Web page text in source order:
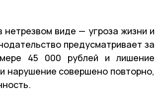
виде — угроза жизни и
предусматривает за
45 000 рублей и лишение
нарушение совершено повторно,